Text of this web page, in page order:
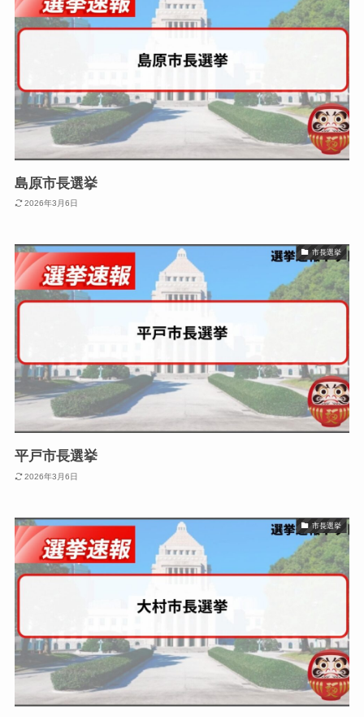
島原市長選挙
2026年3月6日
市長選挙
平戸市長選挙
2026年3月6日
市長選挙